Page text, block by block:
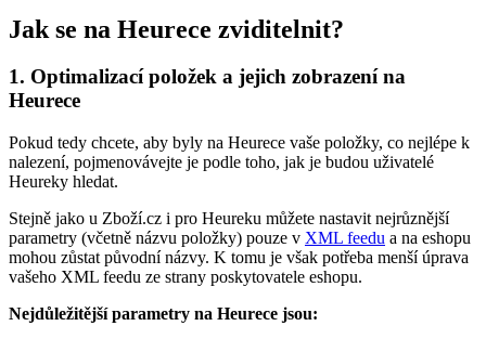
Jak se na Heurece zviditelnit?
1. Optimalizací položek a jejich zobrazení na
Heurece
Pokud tedy chcete, aby byly na Heurece vaše položky, co nejlépe k
nalezení, pojmenovávejte je podle toho, jak je budou uživatelé
Heureky hledat.
Stejně jako u Zboží.cz i pro Heureku můžete nastavit nejrůznější
parametry (včetně názvu položky) pouze v XML feedu a na eshopu
mohou zůstat původní názvy. K tomu je však potřeba menší úprava
vašeho XML feedu ze strany poskytovatele eshopu.
Nejdůležitější parametry na Heurece jsou: